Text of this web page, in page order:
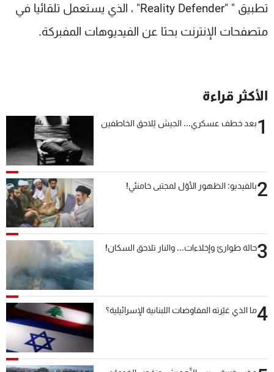
تطبيق " "Reality Defender" ، الذي يستعمل تلقائيا في
متصفحات الإنترنت بحثا عن الفيديوهات المفبركة.
الأكثر قراءة
1بعد خطف عسكري... الجيش يُلاحق الخاطفين
2بالفيديو: الظهور الأوّل لمجتبى خامنئي!
3حالة طوارئ وإخلاءات... والنار تلاحق السكان!
4ما الذي غيّرته المفاوضات اللبنانية الإسرائيلية؟